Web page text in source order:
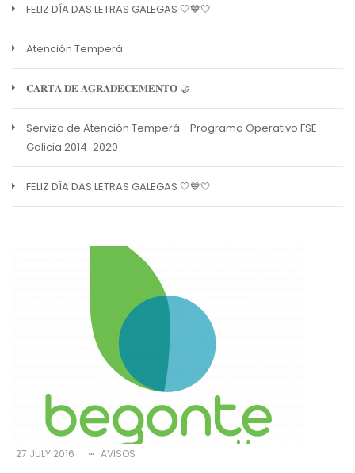
FELIZ DÍA DAS LETRAS GALEGAS 🤍💙🤍
Atención Temperá
𝐂𝐀𝐑𝐓𝐀 𝐃𝐄 𝐀𝐆𝐑𝐀𝐃𝐄𝐂𝐄𝐌𝐄𝐍𝐓𝐎 🤝
Servizo de Atención Temperá - Programa Operativo FSE
Galicia 2014-2020
FELIZ DÍA DAS LETRAS GALEGAS 🤍💙🤍
27 JULY 2016 AVISOS